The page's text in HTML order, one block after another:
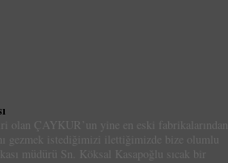
olan ÇAYKUR’un yine en eski fabrikalarından
gezmek istediğimizi ilettiğimizde bize olumlu
müdürü Sn. Köksal Kasapoğlu sıcak bir